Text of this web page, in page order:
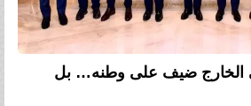
الخارج ضيف على وطنه… بل